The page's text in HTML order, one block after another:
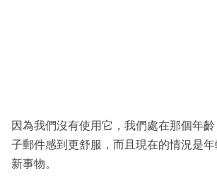
因為我們沒有使用它，我們處在那個年
子郵件感到更舒服，而且現在的情況是
新事物。